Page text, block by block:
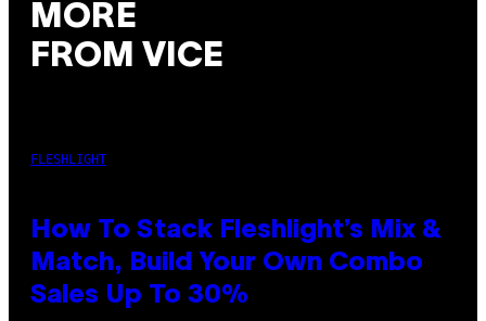
MORE
FROM VICE
FLESHLIGHT
How To Stack Fleshlight’s Mix &
Match, Build Your Own Combo
Sales Up To 30%